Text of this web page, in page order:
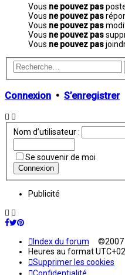
Vous ne pouvez pas
Vous ne pouvez pas
Vous ne pouvez pas
Vous ne pouvez pas
Vous ne pouvez pas
Connexion • S’enregistrer
Nom d’utilisateur :
Se souvenir de moi
Publicité
Index du forum ©2007
Heures au format
Supprimer les cookies
Confidentialité